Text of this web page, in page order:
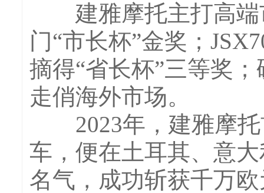
建雅摩托主打高端
门“市长杯”金奖；
摘得“省长杯”三等奖
走俏海外市场。
2023年，建雅摩托
车，便在土耳其、意
名气，成功斩获千万